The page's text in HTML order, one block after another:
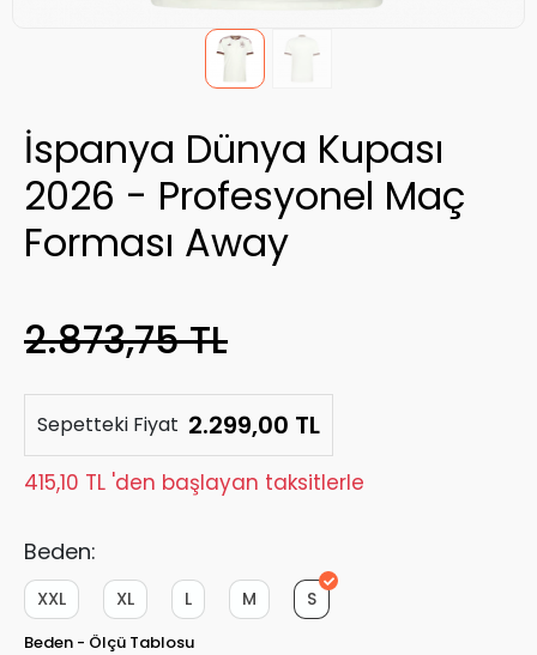
İspanya Dünya Kupası
2026 - Profesyonel Maç
Forması Away
2.873,75 TL
Sepetteki Fiyat 2.299,00 TL
415,10 TL 'den başlayan taksitlerle
Beden:
S
M
L
XL
XXL
Beden - Ölçü Tablosu